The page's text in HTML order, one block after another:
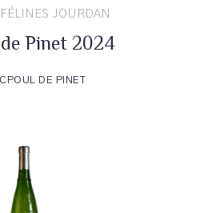
JOURDAN
Pinet 2024
DE PINET